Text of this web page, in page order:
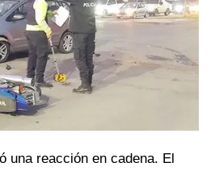
una reacción en cadena. El